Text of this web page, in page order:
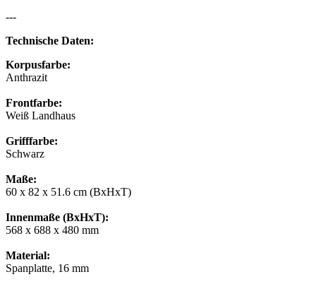
---
Technische Daten:
Korpusfarbe:
Anthrazit
Frontfarbe:
Weiß Landhaus
Grifffarbe:
Schwarz
Maße:
60 x 82 x 51.6 cm (BxHxT)
Innenmaße (BxHxT):
568 x 688 x 480 mm
Material:
Spanplatte, 16 mm